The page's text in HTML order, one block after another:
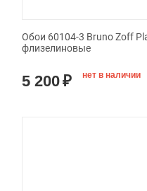
Обои 60104-3 Bruno Zoff
флизелиновые
5 200₽ нет в наличии